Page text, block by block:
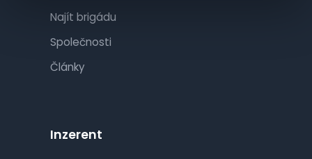
Najít brigádu
Společnosti
Články
Inzerent